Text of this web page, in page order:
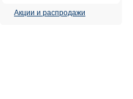
Акции и распродажи